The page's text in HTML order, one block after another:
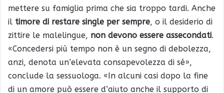
mettere su famiglia prima che sia troppo tardi. Anche
il timore di restare single per sempre, o il desiderio di
zittire le malelingue, non devono essere assecondati.
«Concedersi più tempo non è un segno di debolezza,
anzi, denota un’elevata consapevolezza di sé»,
conclude la sessuologa. «In alcuni casi dopo la fine
di un amore può essere d’aiuto anche il supporto di